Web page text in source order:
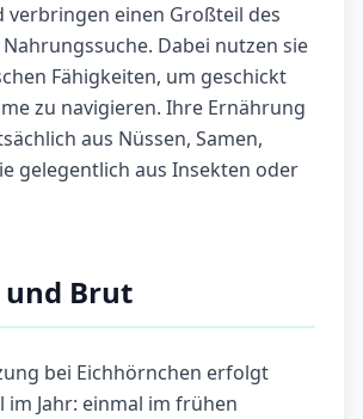
verbringen einen Großteil des
Dabei nutzen sie
Fähigkeiten, um geschickt
zu navigieren. Ihre Ernährung
aus Nüssen, Samen,
gelegentlich aus Insekten oder
und Brut
bei Eichhörnchen erfolgt
im Jahr: einmal im frühen